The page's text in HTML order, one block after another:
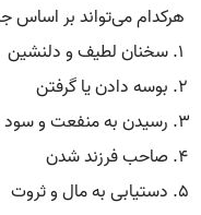
هرکدام می‌تواند بر اساس
سخنان لطیف و دلنشین
بوسه دادن یا گرفتن
رسیدن به منفعت و سود
صاحب فرزند شدن
دستیابی به مال و ثروت